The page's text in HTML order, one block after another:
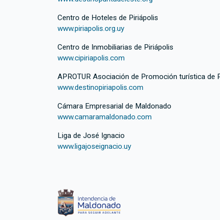
Centro de Hoteles de Piriápolis
www.piriapolis.org.uy
Centro de Inmobiliarias de Piriápolis
www.cipiriapolis.com
APROTUR Asociación de Promoción turística de
www.destinopiriapolis.com
Cámara Empresarial de Maldonado
www.camaramaldonado.com
Liga de José Ignacio
www.ligajoseignacio.uy